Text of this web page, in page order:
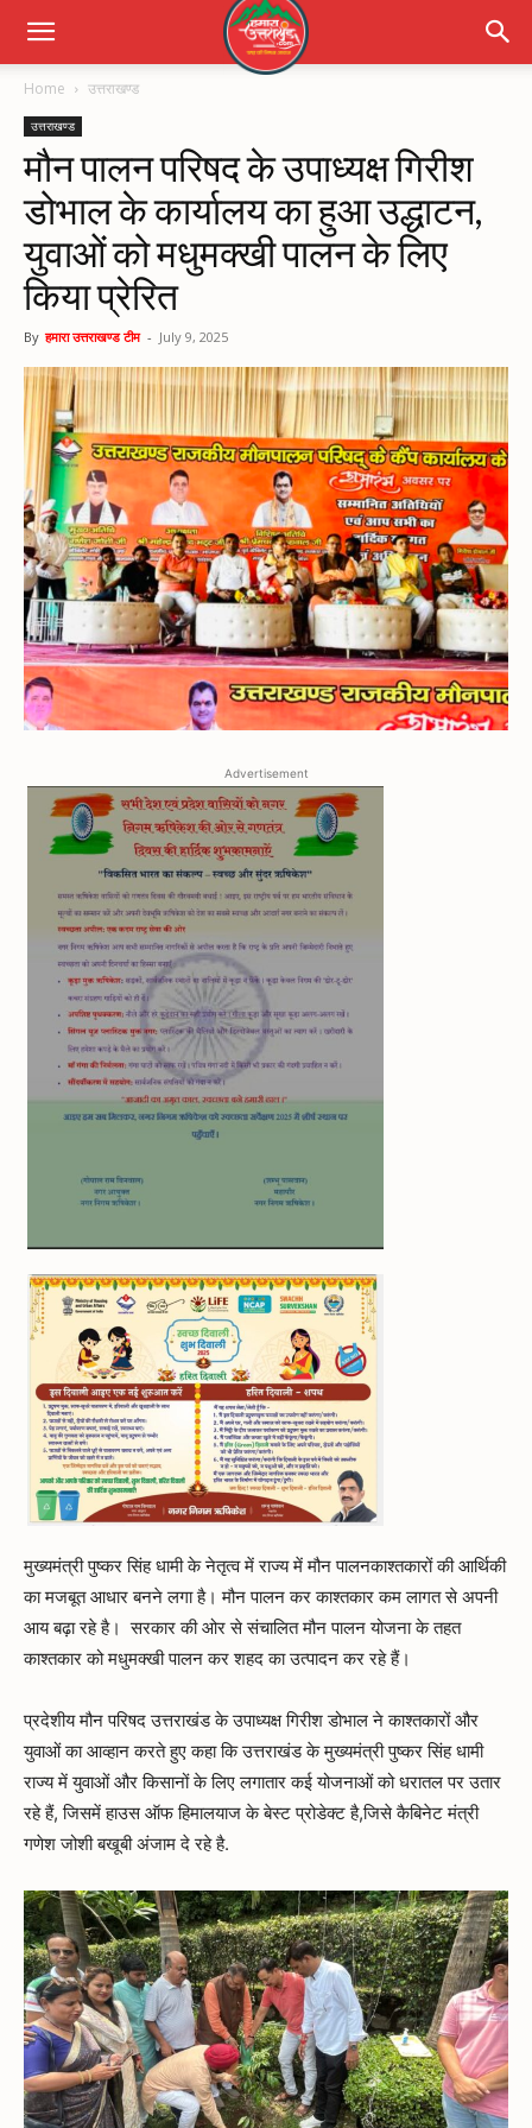
Home उत्तराखण्ड
उत्तराखण्ड
मौन पालन परिषद के उपाध्यक्ष गिरीश
डोभाल के कार्यालय का हुआ उद्धाटन,
युवाओं को मधुमक्खी पालन के लिए
किया प्रेरित
By हमारा उत्तराखण्ड टीम - July 9, 2025
Advertisement
मुख्यमंत्री पुष्कर सिंह धामी के नेतृत्व में राज्य में मौन पालनकाश्तकारों की आर्थिकी
का मजबूत आधार बनने लगा है। मौन पालन कर काश्तकार कम लागत से अपनी
आय बढ़ा रहे है। सरकार की ओर से संचालित मौन पालन योजना के तहत
काश्तकार को मधुमक्खी पालन कर शहद का उत्पादन कर रहे हैं।
प्रदेशीय मौन परिषद उत्तराखंड के उपाध्यक्ष गिरीश डोभाल ने काश्तकारों और
युवाओं का आव्हान करते हुए कहा कि उत्तराखंड के मुख्यमंत्री पुष्कर सिंह धामी
राज्य में युवाओं और किसानों के लिए लगातार कई योजनाओं को धरातल पर उतार
रहे हैं, जिसमें हाउस ऑफ हिमालयाज के बेस्ट प्रोडेक्ट है,जिसे कैबिनेट मंत्री
गणेश जोशी बखूबी अंजाम दे रहे है.